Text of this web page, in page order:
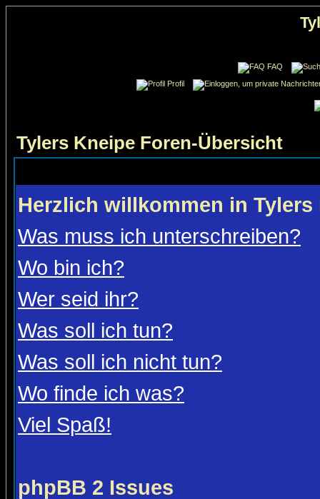
FAQ
Profil
Tylers Kneipe Foren-Übersicht
Herzlich willkommen in Tylers
Was muss ich unterschreiben?
Wo bin ich?
Wer seid ihr?
Was soll ich tun?
Was soll ich nicht tun?
Wo finde ich was?
Viel Spaß!
phpBB 2 Issues